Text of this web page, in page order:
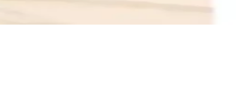
farklı özelliklerle öne çıkıyor.